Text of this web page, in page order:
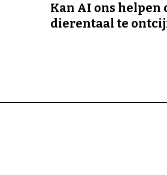
Kan AI ons helpen
dierentaal te